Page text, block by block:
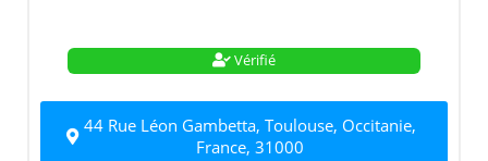
Vérifié
44 Rue Léon Gambetta, Toulouse, Occitanie,
France, 31000